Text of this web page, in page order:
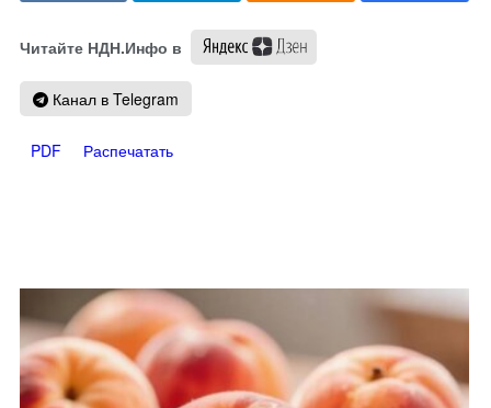
Читайте НДН.Инфо в
Канал в Telegram
PDF Распечатать